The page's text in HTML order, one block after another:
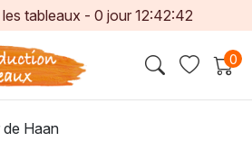
tableaux -0 jour 12:42:41
0
de Haan